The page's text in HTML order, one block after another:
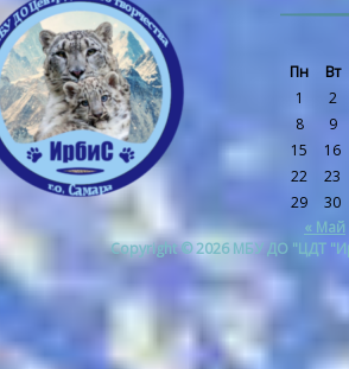
Пн
Вт
1
2
8
9
15
16
22
23
29
30
« Май
Copyright © 2026 МБУ ДО "ЦДТ